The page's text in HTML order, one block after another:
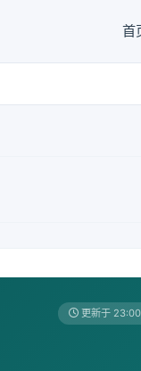
首
更新于 23:00